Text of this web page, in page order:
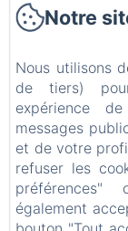
Notre
Nous utilisons
de tiers)
expérience
messages
et de votre
refuser les
également